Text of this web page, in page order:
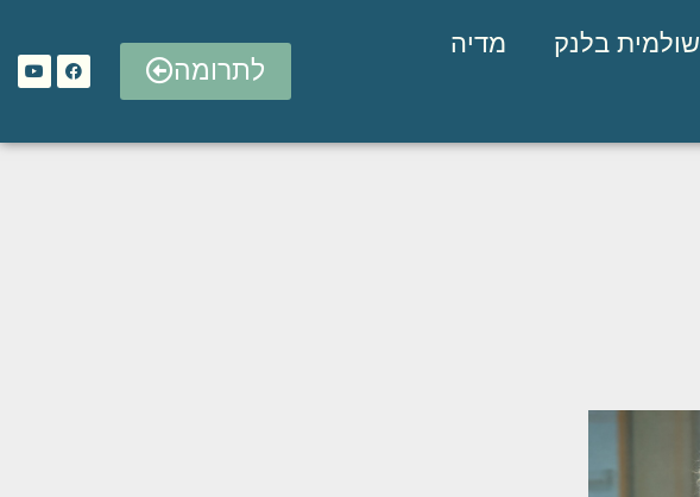
שולמית בלנק
מדיה
לתרומה